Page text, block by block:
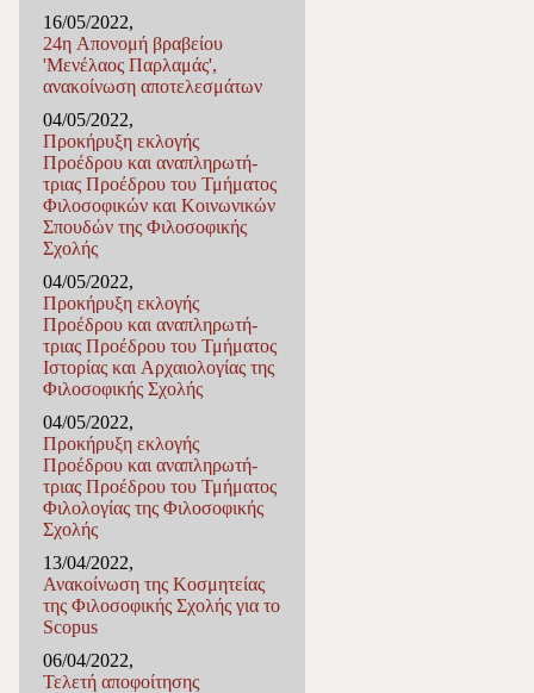
16/05/2022,
24η Απονομή βραβείου
'Μενέλαος Παρλαμάς',
ανακοίνωση αποτελεσμάτων
04/05/2022,
Προκήρυξη εκλογής
Προέδρου και αναπληρωτή-
τριας Προέδρου του Τμήματος
Φιλοσοφικών και Κοινωνικών
Σπουδών της Φιλοσοφικής
Σχολής
04/05/2022,
Προκήρυξη εκλογής
Προέδρου και αναπληρωτή-
τριας Προέδρου του Τμήματος
Ιστορίας και Αρχαιολογίας της
Φιλοσοφικής Σχολής
04/05/2022,
Προκήρυξη εκλογής
Προέδρου και αναπληρωτή-
τριας Προέδρου του Τμήματος
Φιλολογίας της Φιλοσοφικής
Σχολής
13/04/2022,
Ανακοίνωση της Κοσμητείας
της Φιλοσοφικής Σχολής για το
Scopus
06/04/2022,
Τελετή αποφοίτησης